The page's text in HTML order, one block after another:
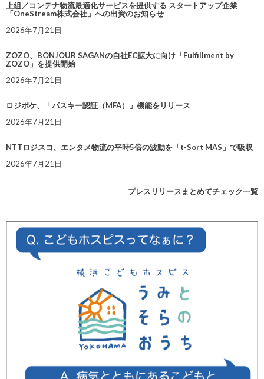
上組／コンテナ物流最適化サービスを提供する スタートアップ企業
「OneStream株式会社」への出資のお知らせ
2026年7月21日
ZOZO、BONJOUR SAGANの自社EC拡大に向け「Fulfillment by
ZOZO」を提供開始
2026年7月21日
ロジポケ、「パスキー認証（MFA）」機能をリリース
2026年7月21日
NTTロジスコ、エンタメ物流の平時5倍の波動を「t-Sort MAS」で吸収
2026年7月21日
プレスリリースまとめてチェック一覧